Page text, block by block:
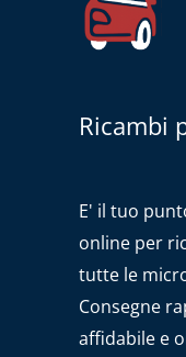
Ricambi
E' il tuo
online per
tutte le
Consegne
affidabile e